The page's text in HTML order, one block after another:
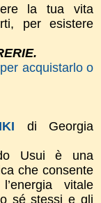
la tua vita
per esistere
acquistarlo o
di Georgia
Usui è una
che consente
vitale
sé stessi e gli